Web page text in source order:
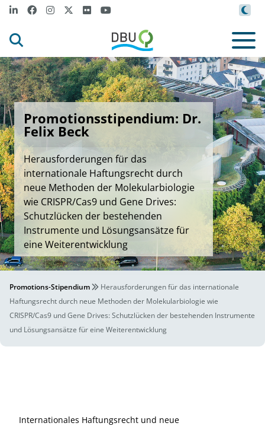
Promotionsstipendium: Dr.
Felix Beck
Herausforderungen für das
internationale Haftungsrecht durch
neue Methoden der Molekularbiologie
wie CRISPR/Cas9 und Gene Drives:
Schutzlücken der bestehenden
Instrumente und Lösungsansätze für
eine Weiterentwicklung
Promotions-Stipendium
Herausforderungen für das internationale
Haftungsrecht durch neue Methoden der Molekularbiologie wie
CRISPR/Cas9 und Gene Drives: Schutzlücken der bestehenden Instrumente
und Lösungsansätze für eine Weiterentwicklung
Internationales Haftungsrecht und neue